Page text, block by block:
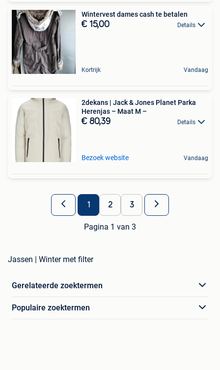
Wintervest dames cash te betalen
€ 15,00 Details
Kortrijk Vandaag
2dekans | Jack & Jones Planet Parka
Herenjas – Maat M –
€ 80,39 Details
Bezoek website Vandaag
1 2 3
Pagina 1 van 3
Jassen | Winter met filter
Gerelateerde zoektermen
Populaire zoektermen